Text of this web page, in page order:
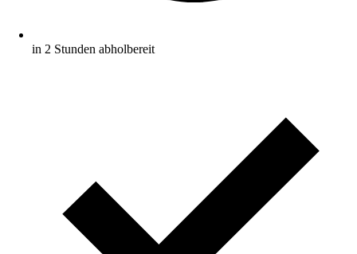
in 2 Stunden abholbereit